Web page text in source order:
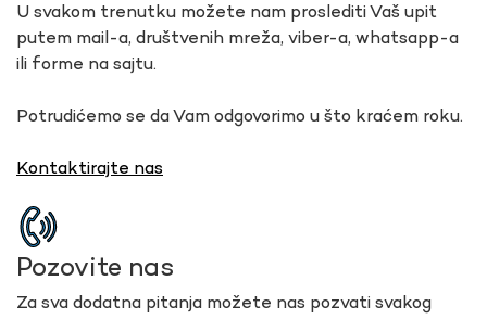
U svakom trenutku možete nam proslediti Vaš upit
putem mail-a, društvenih mreža, viber-a, whatsapp-a
ili forme na sajtu.
Potrudićemo se da Vam odgovorimo u što kraćem roku.
Kontaktirajte nas
Pozovite nas
Za sva dodatna pitanja možete nas pozvati svakog